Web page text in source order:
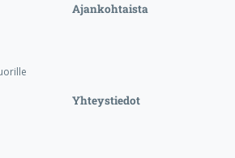
Ajankohtaista
Yhteystiedot